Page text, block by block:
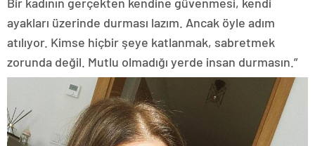
ayakları üzerinde durması lazım. Ancak öyle adım
atılıyor. Kimse hiçbir şeye katlanmak, sabretmek
zorunda değil. Mutlu olmadığı yerde insan durmasın.”